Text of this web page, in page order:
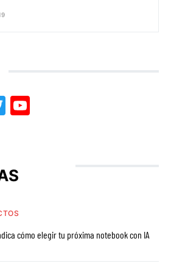
Twitter
cómo elegir tu próxima notebook con IA